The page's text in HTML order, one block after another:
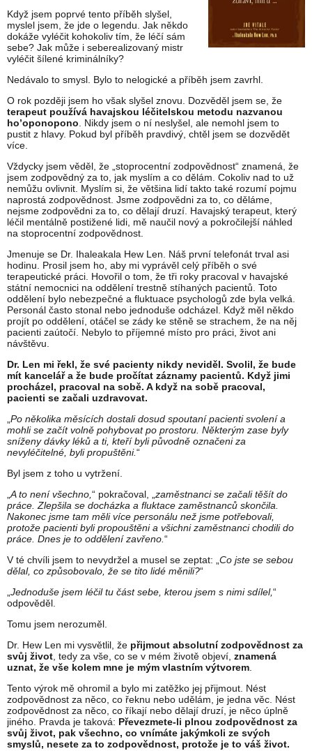
Když jsem poprvé tento příběh slyšel,
myslel jsem, že jde o legendu. Jak někdo
dokáže vyléčit kohokoliv tím, že léčí sám
sebe? Jak může i seberealizovaný mistr
vyléčit šílené kriminálníky?
Nedávalo to smysl. Bylo to nelogické a příběh jsem zavrhl.
O rok později jsem ho však slyšel znovu. Dozvěděl jsem se, že
terapeut používá havajskou léčitelskou metodu nazvanou
ho’oponopono . Nikdy jsem o ní neslyšel, ale nemohl jsem to
pustit z hlavy. Pokud byl příběh pravdivý, chtěl jsem se dozvědět
více.
Vždycky jsem věděl, že „stoprocentní zodpovědnost“ znamená, že
jsem zodpovědný za to, jak myslím a co dělám. Cokoliv nad to už
nemůžu ovlivnit. Myslím si, že většina lidí takto také rozumí pojmu
naprostá zodpovědnost. Jsme zodpovědni za to, co děláme,
nejsme zodpovědni za to, co dělají druzí. Havajský terapeut, který
léčil mentálně postižené lidi, mě naučil nový a pokročilejší náhled
na stoprocentní zodpovědnost.
Jmenuje se Dr. Ihaleakala Hew Len. Náš první telefonát trval asi
hodinu. Prosil jsem ho, aby mi vyprávěl celý příběh o své
terapeutické práci. Hovořil o tom, že tři roky pracoval v havajské
státní nemocnici na oddělení trestně stíhaných pacientů. Toto
oddělení bylo nebezpečné a fluktuace psychologů zde byla velká.
Personál často stonal nebo jednoduše odcházel. Když měl někdo
projít po oddělení, otáčel se zády ke stěně se strachem, že na něj
pacienti zaútočí. Nebylo to příjemné místo pro práci, život ani
návštěvu.
Dr. Len mi řekl, že své pacienty nikdy neviděl. Svolil, že bude
mít kancelář a že bude pročítat záznamy pacientů. Když jimi
procházel, pracoval na sobě. A když na sobě pracoval,
pacienti se začali uzdravovat.
Po několika měsících dostali dosud spoutaní pacienti svolení a
mohli se začít volně pohybovat po prostoru. Některým zase byly
sníženy dávky léků a ti, kteří byli původně označeni za
nevyléčitelné, byli propuštěni.“
Byl jsem z toho u vytržení.
A to není všechno, “ pokračoval, „ zaměstnanci se začali těšít do
práce. Zlepšila se docházka a fluktace zaměstnanců skončila.
Nakonec jsme tam měli více personálu než jsme potřebovali,
protože pacienti byli propouštěni a všichni zaměstnanci chodili do
práce. Dnes je to oddělení zavřeno. “
V té chvíli jsem to nevydržel a musel se zeptat: „ Co jste se sebou
dělal, co způsobovalo, že se tito lidé měnili?“
Jednoduše jsem léčil tu část sebe, kterou jsem s nimi sdílel,“
odpověděl.
Tomu jsem nerozuměl.
Dr. Hew Len mi vysvětlil, že přijmout absolutní zodpovědnost za
svůj život , tedy za vše, co se v mém životě objeví, znamená
uznat, že vše kolem mne je mým vlastním výtvorem
Tento výrok mě ohromil a bylo mi zatěžko jej přijmout. Nést
zodpovědnost za něco, co řeknu nebo udělám, je jedna věc. Nést
zodpovědnost za něco, co říkají nebo dělají druzí, je něco úplně
jiného. Pravda je taková: Převezmete-li plnou zodpovědnost za
svůj život, pak všechno, co vnímáte jakýmkoli ze svých
smyslů, nesete za to zodpovědnost, protože je to váš život.